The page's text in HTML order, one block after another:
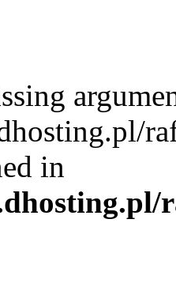
in